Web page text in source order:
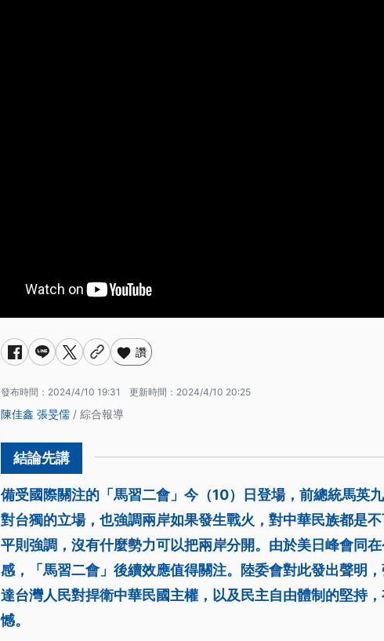
讚
發布時間： 2024/4/10 19:31 更新時間： 2024/4/10 20:25
陳佳鑫 張旻儒 / 綜合報導
備受國際關注的「馬習二會」今（10）日登場，前總統馬英
對台獨的立場，也強調兩岸如果發生戰火，對中華民族都是
平則強調，沒有什麼勢力可以把兩岸分開。由於美日峰會同
感，「馬習二會」後續效應值得關注。陸委會對此發出聲明
達台灣人民對捍衛中華民國主權，以及民主自由體制的堅持
憾。